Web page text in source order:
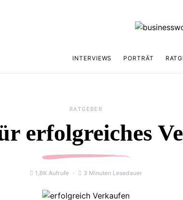
INTERVIEWS PORTRÄT
RATGEBER
erfolgreiches
1,8K Aufrufe 3 Minuten Lesedauer